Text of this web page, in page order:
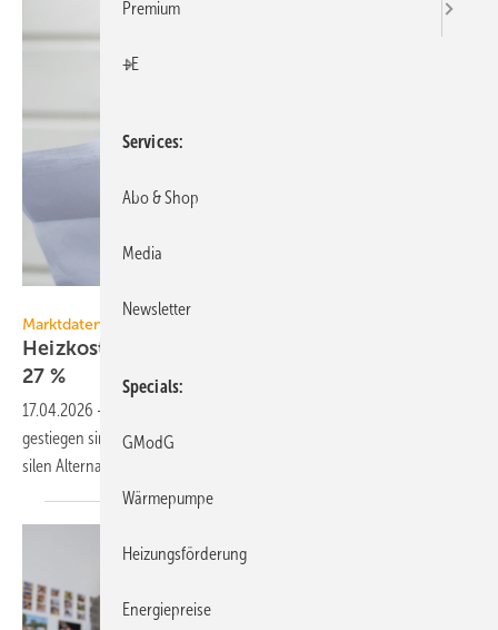
Marktdaten
Heizkosten 2025: Fernwärme verteuert sich um
27 %
17.04.2026 -
gestie­gen sind, blieb die Wärme­pumpe deutlich güns­tiger als alle fos­
silen Alter­nativen.
Premium
+E
Services
Abo & Shop
Media
Newsletter
Specials
GModG
Wärmepumpe
Heizungsförderung
Energiepreise